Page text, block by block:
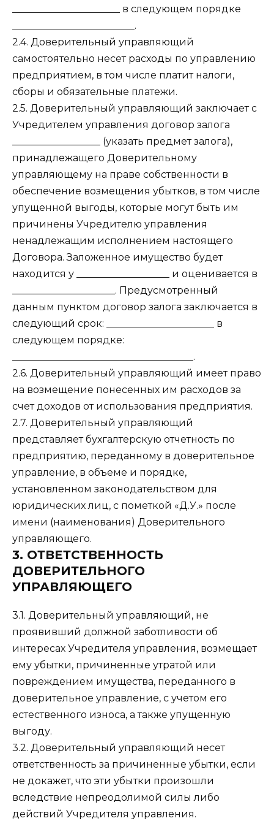
______________________ в следующем порядке
_________________________.
2.4. Доверительный управляющий
самостоятельно несет расходы по управлению
предприятием, в том числе платит налоги,
сборы и обязательные платежи.
2.5. Доверительный управляющий заключает с
Учредителем управления договор залога
__________________ (указать предмет залога),
принадлежащего Доверительному
управляющему на праве собственности в
обеспечение возмещения убытков, в том числе
упущенной выгоды, которые могут быть им
причинены Учредителю управления
ненадлежащим исполнением настоящего
Договора. Заложенное имущество будет
находится у ___________________ и оценивается в
_____________________. Предусмотренный
данным пунктом договор залога заключается в
следующий срок: ______________________ в
следующем порядке:
_____________________________________.
2.6. Доверительный управляющий имеет право
на возмещение понесенных им расходов за
счет доходов от использования предприятия.
2.7. Доверительный управляющий
представляет бухгалтерскую отчетность по
предприятию, переданному в доверительное
управление, в объеме и порядке,
установленном законодательством для
юридических лиц, с пометкой «Д.У.» после
имени (наименования) Доверительного
управляющего.
3. ОТВЕТСТВЕННОСТЬ
ДОВЕРИТЕЛЬНОГО
УПРАВЛЯЮЩЕГО
3.1. Доверительный управляющий, не
проявивший должной заботливости об
интересах Учредителя управления, возмещает
ему убытки, причиненные утратой или
повреждением имущества, переданного в
доверительное управление, с учетом его
естественного износа, а также упущенную
выгоду.
3.2. Доверительный управляющий несет
ответственность за причиненные убытки, если
не докажет, что эти убытки произошли
вследствие непреодолимой силы либо
действий Учредителя управления.